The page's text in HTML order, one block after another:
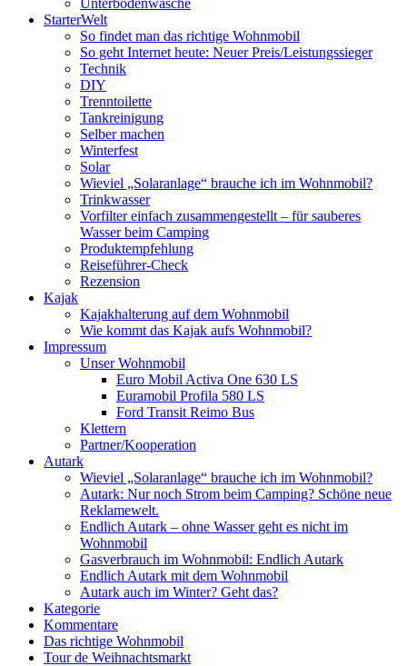
StarterWelt
So findet man das richtige Wohnmobil
So geht Internet heute: Neuer Preis/Leistungssieger
Technik
DIY
Trenntoilette
Tankreinigung
Selber machen
Winterfest
Solar
Wieviel „Solaranlage“ brauche ich im Wohnmobil?
Trinkwasser
Vorfilter einfach zusammengestellt – für sauberes
Wasser beim Camping
Produktempfehlung
Reiseführer-Check
Rezension
Kajak
Kajakhalterung auf dem Wohnmobil
Wie kommt das Kajak aufs Wohnmobil?
Impressum
Unser Wohnmobil
Euro Mobil Activa One 630 LS
Euramobil Profila 580 LS
Ford Transit Reimo Bus
Klettern
Partner/Kooperation
Autark
Wieviel „Solaranlage“ brauche ich im Wohnmobil?
Autark: Nur noch Strom beim Camping? Schöne neue
Reklamewelt.
Endlich Autark – ohne Wasser geht es nicht im
Wohnmobil
Gasverbrauch im Wohnmobil: Endlich Autark
Endlich Autark mit dem Wohnmobil
Autark auch im Winter? Geht das?
Kategorie
Kommentare
Das richtige Wohnmobil
Tour de Weihnachtsmarkt